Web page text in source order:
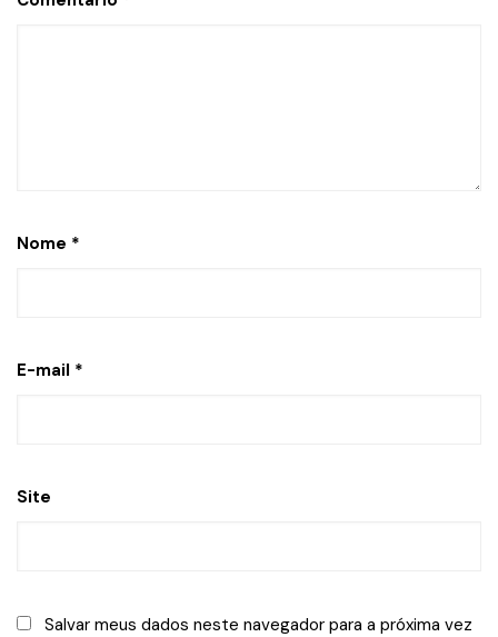
Nome *
E-mail *
Site
Salvar meus dados neste navegador para a próxima vez